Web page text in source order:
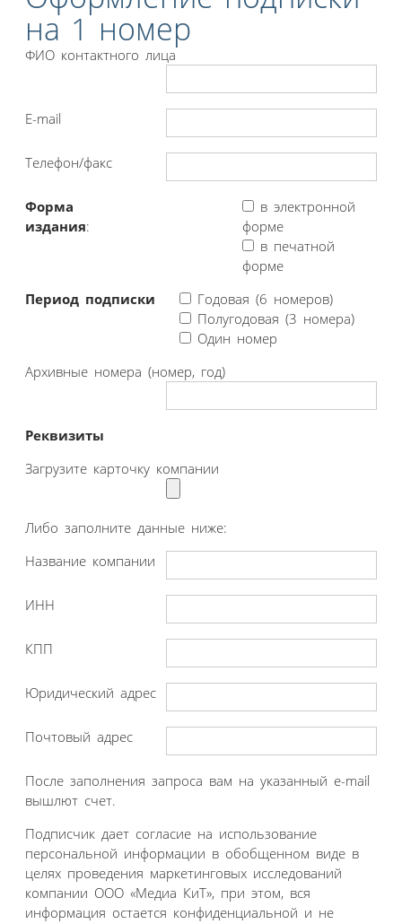
на 1 номер
ФИО контактного лица
E-mail
Телефон/факс
Форма
издания:
в электронной
форме
в печатной
форме
Период подписки
Годовая (6 номеров)
Полугодовая (3 номера)
Один номер
Архивные номера (номер, год)
Реквизиты
Загрузите карточку компании
Либо заполните данные ниже:
Название компании
ИНН
КПП
Юридический адрес
Почтовый адрес
После заполнения запроса вам на указанный e-mail
вышлют счет.
Подписчик дает согласие на использование
персональной информации в обобщенном виде в
целях проведения маркетинговых исследований
компании ООО «Медиа КиТ», при этом, вся
информация остается конфиденциальной и не